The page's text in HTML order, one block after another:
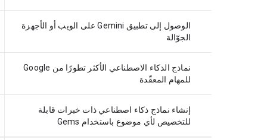
الوصول إلى تطبيق Gemini على الويب أو الأجهزة
الجوّالة
نماذج الذكاء الاصطناعي الأكثر تطورًا من Google
للمهام المعقّدة
إنشاء نماذج ذكاء اصطناعي ذات خبرات قابلة
للتخصيص لأي موضوع باستخدام Gems